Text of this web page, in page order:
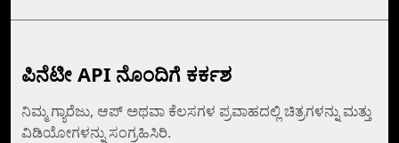
ಪಿನೆಟೀ API ನೊಂದಿಗೆ ಕರ್ಕಶ
ನಿಮ್ಮ ಗ್ಯಾರೆಜು, ಆಪ್‌ ಅಥವಾ ಕೆಲಸಗಳ ಪ್ರವಾಹದಲ್ಲಿ ಚಿತ್ರಗಳನ್ನು ಮತ್ತು
ವಿಡಿಯೋಗಳನ್ನು ಸಂಗ್ರಹಿಸಿರಿ.